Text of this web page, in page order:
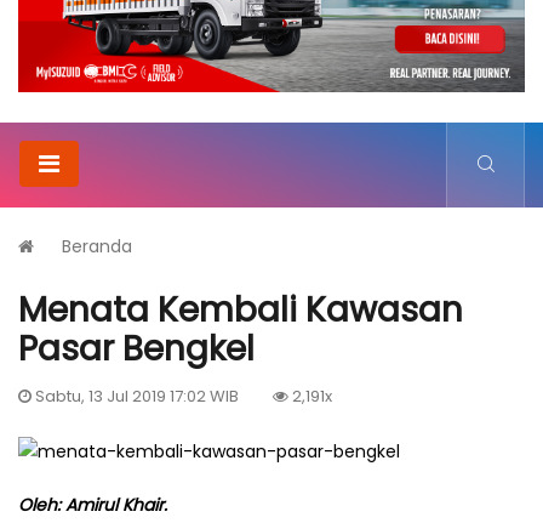
Beranda
Menata Kembali Kawasan
Pasar Bengkel
Sabtu, 13 Jul 2019 17:02 WIB 2,191x
Oleh: Amirul Khair.